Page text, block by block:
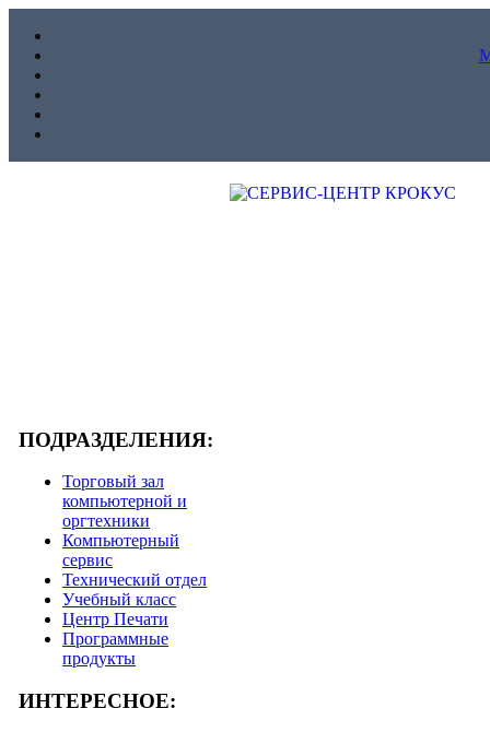
ПОДРАЗДЕЛЕНИЯ:
Торговый зал
компьютерной и
оргтехники
Компьютерный
сервис
Технический отдел
Учебный класс
Центр Печати
Программные
продукты
ИНТЕРЕСНОЕ: